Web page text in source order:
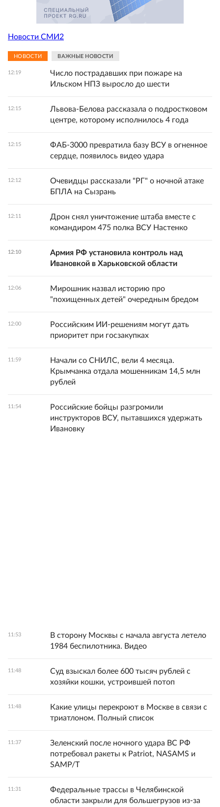
Новости СМИ2
НОВОСТИ ВАЖНЫЕ НОВОСТИ
12:19
Число пострадавших при пожаре на
Ильском НПЗ выросло до шести
12:15
Львова-Белова рассказала о подростковом
центре, которому исполнилось 4 года
12:15
ФАБ-3000 превратила базу ВСУ в огненное
сердце, появилось видео удара
12:12
Очевидцы рассказали "РГ" о ночной атаке
БПЛА на Сызрань
12:11
Дрон снял уничтожение штаба вместе с
командиром 475 полка ВСУ Настенко
12:10
Армия РФ установила контроль над
Ивановкой в Харьковской области
12:06
Мирошник назвал историю про
"похищенных детей" очередным бредом
12:00
Российским ИИ-решениям могут дать
приоритет при госзакупках
11:59
Начали со СНИЛС, вели 4 месяца.
Крымчанка отдала мошенникам 14,5 млн
рублей
11:54
Российские бойцы разгромили
инструкторов ВСУ, пытавшихся удержать
Ивановку
11:53
В сторону Москвы с начала августа летело
1984 беспилотника. Видео
11:48
Суд взыскал более 600 тысяч рублей с
хозяйки кошки, устроившей потоп
11:48
Какие улицы перекроют в Москве в связи с
триатлоном. Полный список
11:37
Зеленский после ночного удара ВС РФ
потребовал ракеты к Patriot, NASAMS и
SAMP/T
11:31
Федеральные трассы в Челябинской
области закрыли для большегрузов из-за